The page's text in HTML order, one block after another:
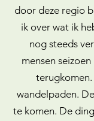
door deze regio
ik over wat ik
nog steeds
mensen
wandelpaden.
te komen. De